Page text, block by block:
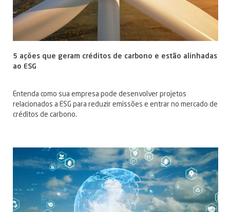
5 ações que geram créditos de carbono e estão alinhadas
ao ESG
Entenda como sua empresa pode desenvolver projetos
relacionados a ESG para reduzir emissões e entrar no mercado de
créditos de carbono.